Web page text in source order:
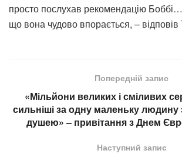
просто послухав рекомендацію
що вона чудово впорається, –
Попередній запис
«Мільйони великих і сміливих
сильніші за одну маленьку
душею» – привітання з Днем
Наступний запис